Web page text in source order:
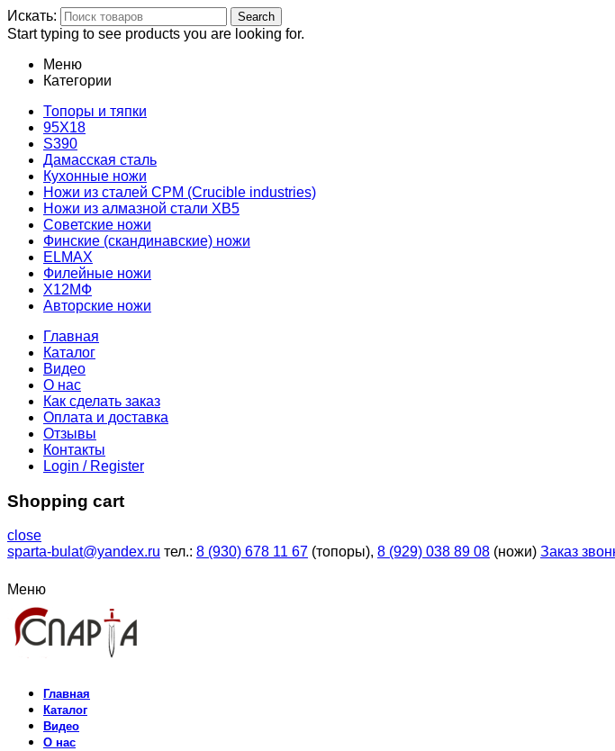
Искать: Search
Start typing to see products you are looking for.
Меню
Категории
Топоры и тяпки
95Х18
S390
Дамасская сталь
Кухонные ножи
Ножи из сталей CPM (Crucible industries)
Ножи из алмазной стали ХВ5
Советские ножи
Финские (скандинавские) ножи
ELMAX
Филейные ножи
Х12МФ
Авторские ножи
Главная
Каталог
Видео
О нас
Как сделать заказ
Оплата и доставка
Отзывы
Контакты
Login / Register
Shopping cart
close
sparta-bulat@yandex.ru тел.: 8 (930) 678 11 67 (топоры), 8 (929) 038 89 08 (ножи) Заказ
Меню
Главная
Каталог
Видео
О нас